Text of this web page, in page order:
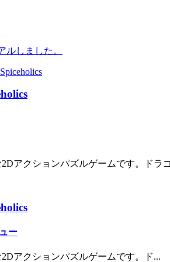
ルしました。
アクションパズルゲームです。ドラ
ー
アクションパズルゲームです。ド...